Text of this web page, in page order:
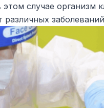
случае организм